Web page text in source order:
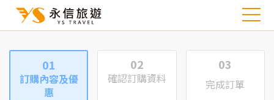
01
訂購內容及優
惠
02
確認訂購資料
03
完成訂單